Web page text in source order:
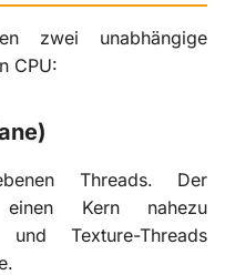
zwei unabhängige
CPU:
Threads. Der
einen Kern nahezu
Texture-Threads